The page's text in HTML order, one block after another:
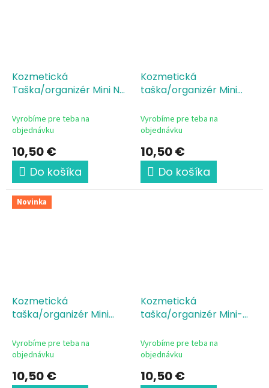
Kozmetická
Taška/organizér Mini Na
Vyrobíme pre teba na
objednávku
10,50 €
Do košíka
Kozmetická
taška/organizér Mini
Vyrobíme pre teba na
objednávku
10,50 €
Do košíka
Novinka
Kozmetická
taška/organizér Mini
Vyrobíme pre teba na
objednávku
10,50 €
Kozmetická
taška/organizér Mini-
Vyrobíme pre teba na
objednávku
10,50 €